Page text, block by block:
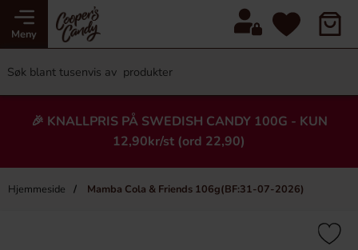
Meny
🎉 KNALLPRIS PÅ SWEDISH CANDY 100G - KUN
12,90kr/st (ord 22,90)
Hjemmeside Mamba Cola & Friends 106g(BF:31-07-2026)
×